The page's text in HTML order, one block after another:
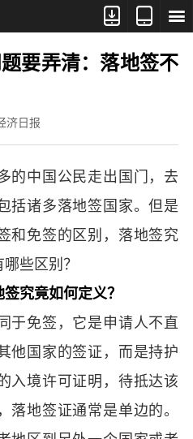



要弄清：落地签不
济日报
中国公民走出国门，去
括诸多落地签国家。但是
和免签的区别，落地签究
些区别？
究竟如何定义？
免签，它是申请人不直
他国家的签证，而是持护
入境许可证明，待抵达该
落地签证通常是单边的。